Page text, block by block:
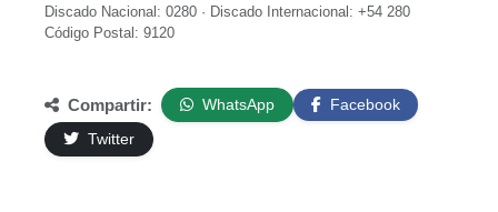
Discado Nacional: 0280 · Discado Internacional: +54 280
Código Postal: 9120
Compartir: WhatsApp
Facebook
Twitter